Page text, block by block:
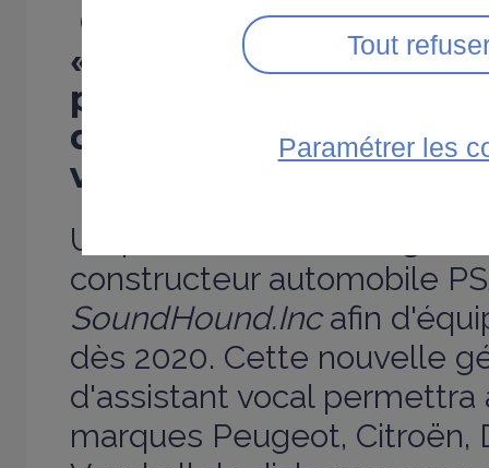
Cette nouvelle
« Deep Meaning
permettra aux
dialoguer
véhicule.
Un partenariat a été signé
constructeur automobile
SoundHound.Incafin
dès 2020. Cette nouvelle
d'assistant vocal permettra
marques Peugeot, Citroën,
Tout
Paramétrer les